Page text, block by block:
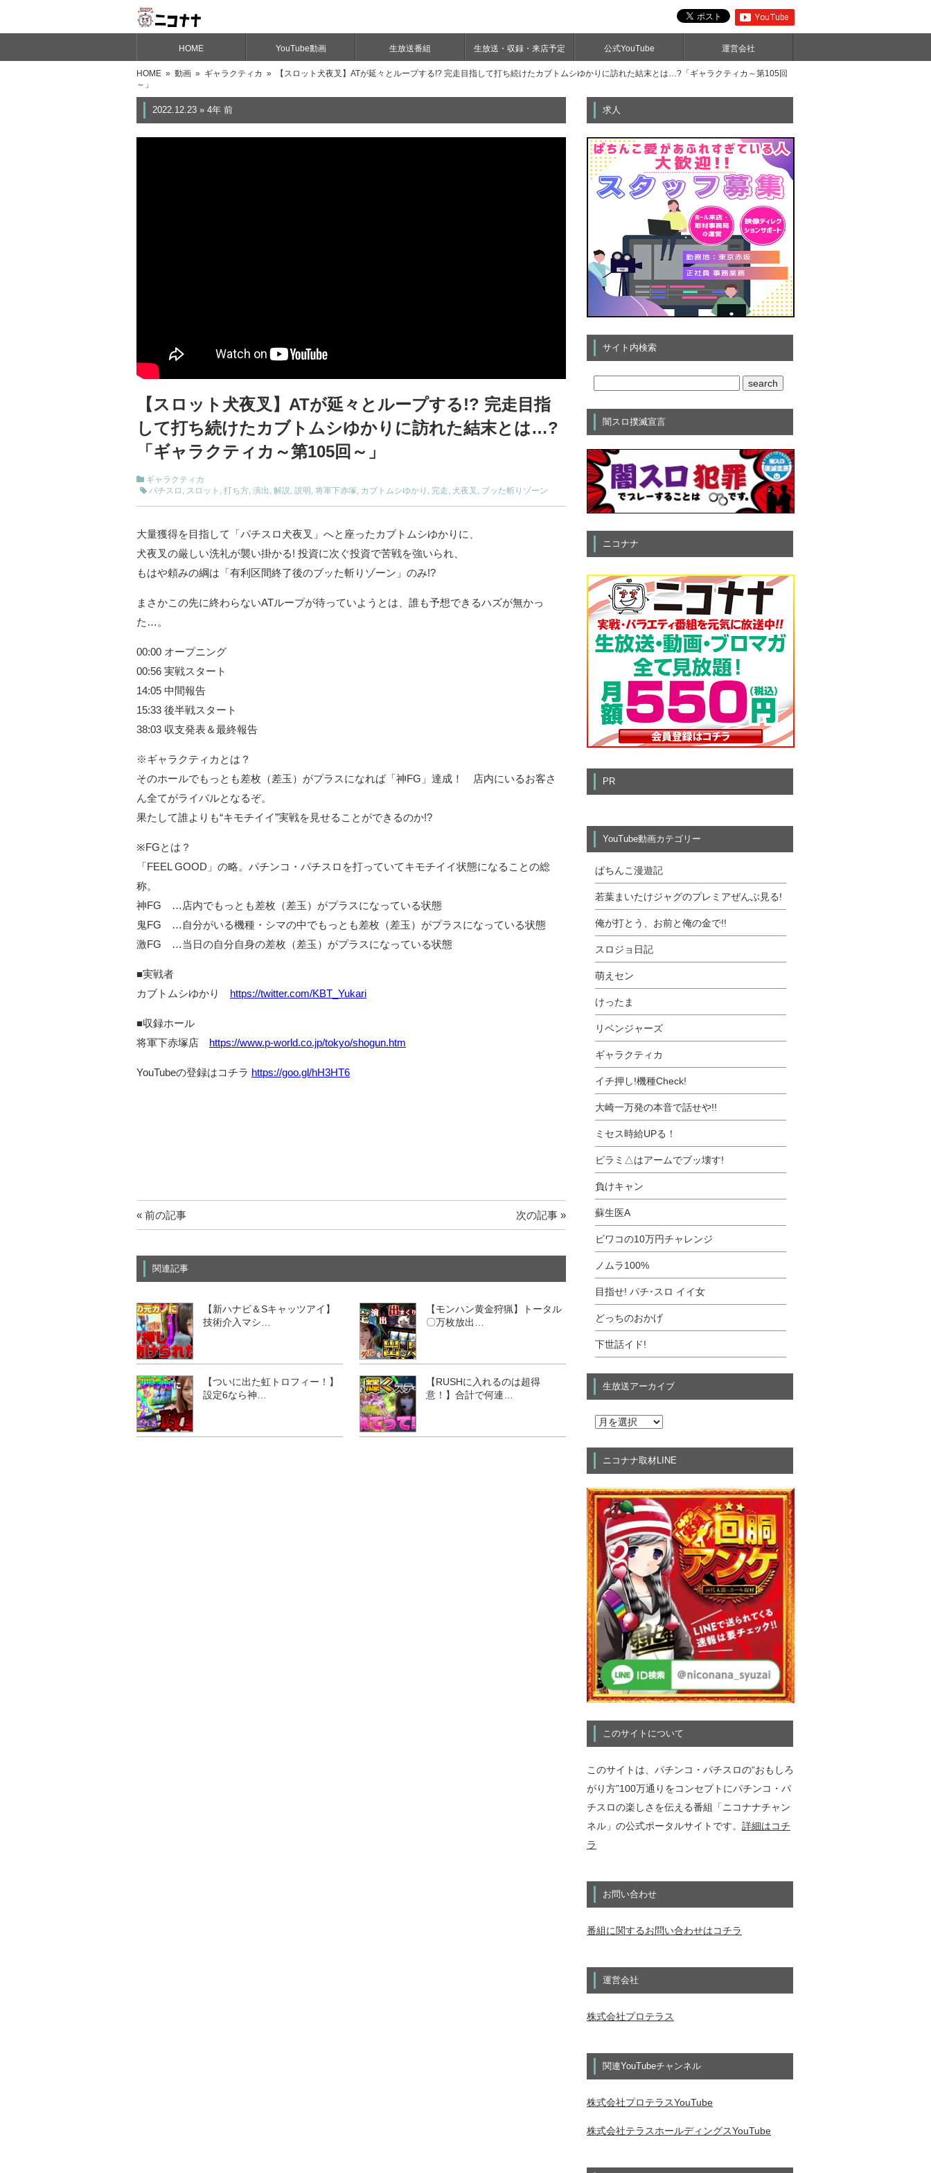
HOME YouTube動画 生放送番組 生放送・収録・来店予定 公式YouTube 運営会社
HOME » 動画 » ギャラクティカ » 【スロット犬夜叉】ATが延々とループする!? 完走目指して打ち続けたカブトムシゆかりに訪れた結末とは…?「ギャラクティカ～第105回
～」
2022.12.23 » 4年 前
【スロット犬夜叉】ATが延々とループする!? 完走目指
して打ち続けたカブトムシゆかりに訪れた結末とは…?
「ギャラクティカ～第105回～」
ギャラクティカ
パチスロ
スロット 打ち方 演出 解説 説明 将軍下赤塚 カブトムシゆかり 完走 犬夜叉 ブッた斬りゾーン
大量獲得を目指して「パチスロ犬夜叉」へと座ったカブトムシゆかりに、
犬夜叉の厳しい洗礼が襲い掛かる! 投資に次ぐ投資で苦戦を強いられ、
もはや頼みの綱は「有利区間終了後のブッた斬りゾーン」のみ!?
まさかこの先に終わらないATループが待っていようとは、誰も予想できるハズが無かっ
た…。
00:00 オープニング
00:56 実戦スタート
14:05 中間報告
15:33 後半戦スタート
38:03 収支発表＆最終報告
※ギャラクティカとは？
そのホールでもっとも差枚（差玉）がプラスになれば「神FG」達成！ 店内にいるお客さ
ん全てがライバルとなるぞ。
果たして誰よりも“キモチイイ”実戦を見せることができるのか!?
※FGとは？
「FEEL GOOD」の略。パチンコ・パチスロを打っていてキモチイイ状態になることの総
称。
神FG …店内でもっとも差枚（差玉）がプラスになっている状態
鬼FG …自分がいる機種・シマの中でもっとも差枚（差玉）がプラスになっている状態
激FG …当日の自分自身の差枚（差玉）がプラスになっている状態
■実戦者
カブトムシゆかり https://twitter.com/KBT_Yukari
■収録ホール
将軍下赤塚店 https://www.p-world.co.jp/tokyo/shogun.htm
YouTubeの登録はコチラ https://goo.gl/hH3HT6
« 前の記事 次の記事 »
関連記事
【新ハナビ＆Sキャッツアイ】
技術介入マシ…
【モンハン黄金狩猟】トータル
〇万枚放出…
【ついに出た虹トロフィー！】
設定6なら神…
【RUSHに入れるのは超得
意！】合計で何連…
求人
サイト内検索
闇スロ撲滅宣言
ニコナナ
PR
YouTube動画カテゴリー
ぱちんこ漫遊記
若葉まいたけジャグのプレミアぜんぶ見る!
俺が打とう、お前と俺の金で!!
スロジョ日記
萌えセン
けったま
リベンジャーズ
ギャラクティカ
イチ押し!機種Check!
大崎一万発の本音で話せや!!
ミセス時給UPる！
ピラミ△はアームでブッ壊す!
負けキャン
蘇生医A
ビワコの10万円チャレンジ
ノムラ100%
目指せ! パチ･スロ イイ女
どっちのおかげ
下世話イド!
生放送アーカイブ
ニコナナ取材LINE
このサイトについて
このサイトは、パチンコ・パチスロの“おもしろ
がり方”100万通りをコンセプトにパチンコ・パ
チスロの楽しさを伝える番組「ニコナナチャン
ネル」の公式ポータルサイトです。 詳細はコチ
ラ
お問い合わせ
番組に関するお問い合わせはコチラ
運営会社
株式会社プロテラス
関連YouTubeチャンネル
株式会社プロテラスYouTube
株式会社テラスホールディングスYouTube